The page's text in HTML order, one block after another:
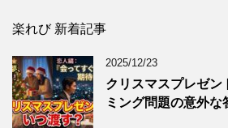
楽れび 新着記事
2025/12/23
クリスマスプレゼン
ミング問題の意外な